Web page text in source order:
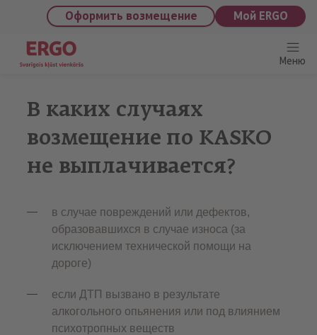
saturu
Оформить возмещение Мой ERGO
Меню
В каких случаях
возмещение по KASKO
не выплачивается?
в случае повреждений или дефектов,
образовавшихся в случае износа (за
исключением технической помощи на
дороге)
если ДТП вызвано в результате
алкогольного опьянения или под влиянием
психотропных веществ